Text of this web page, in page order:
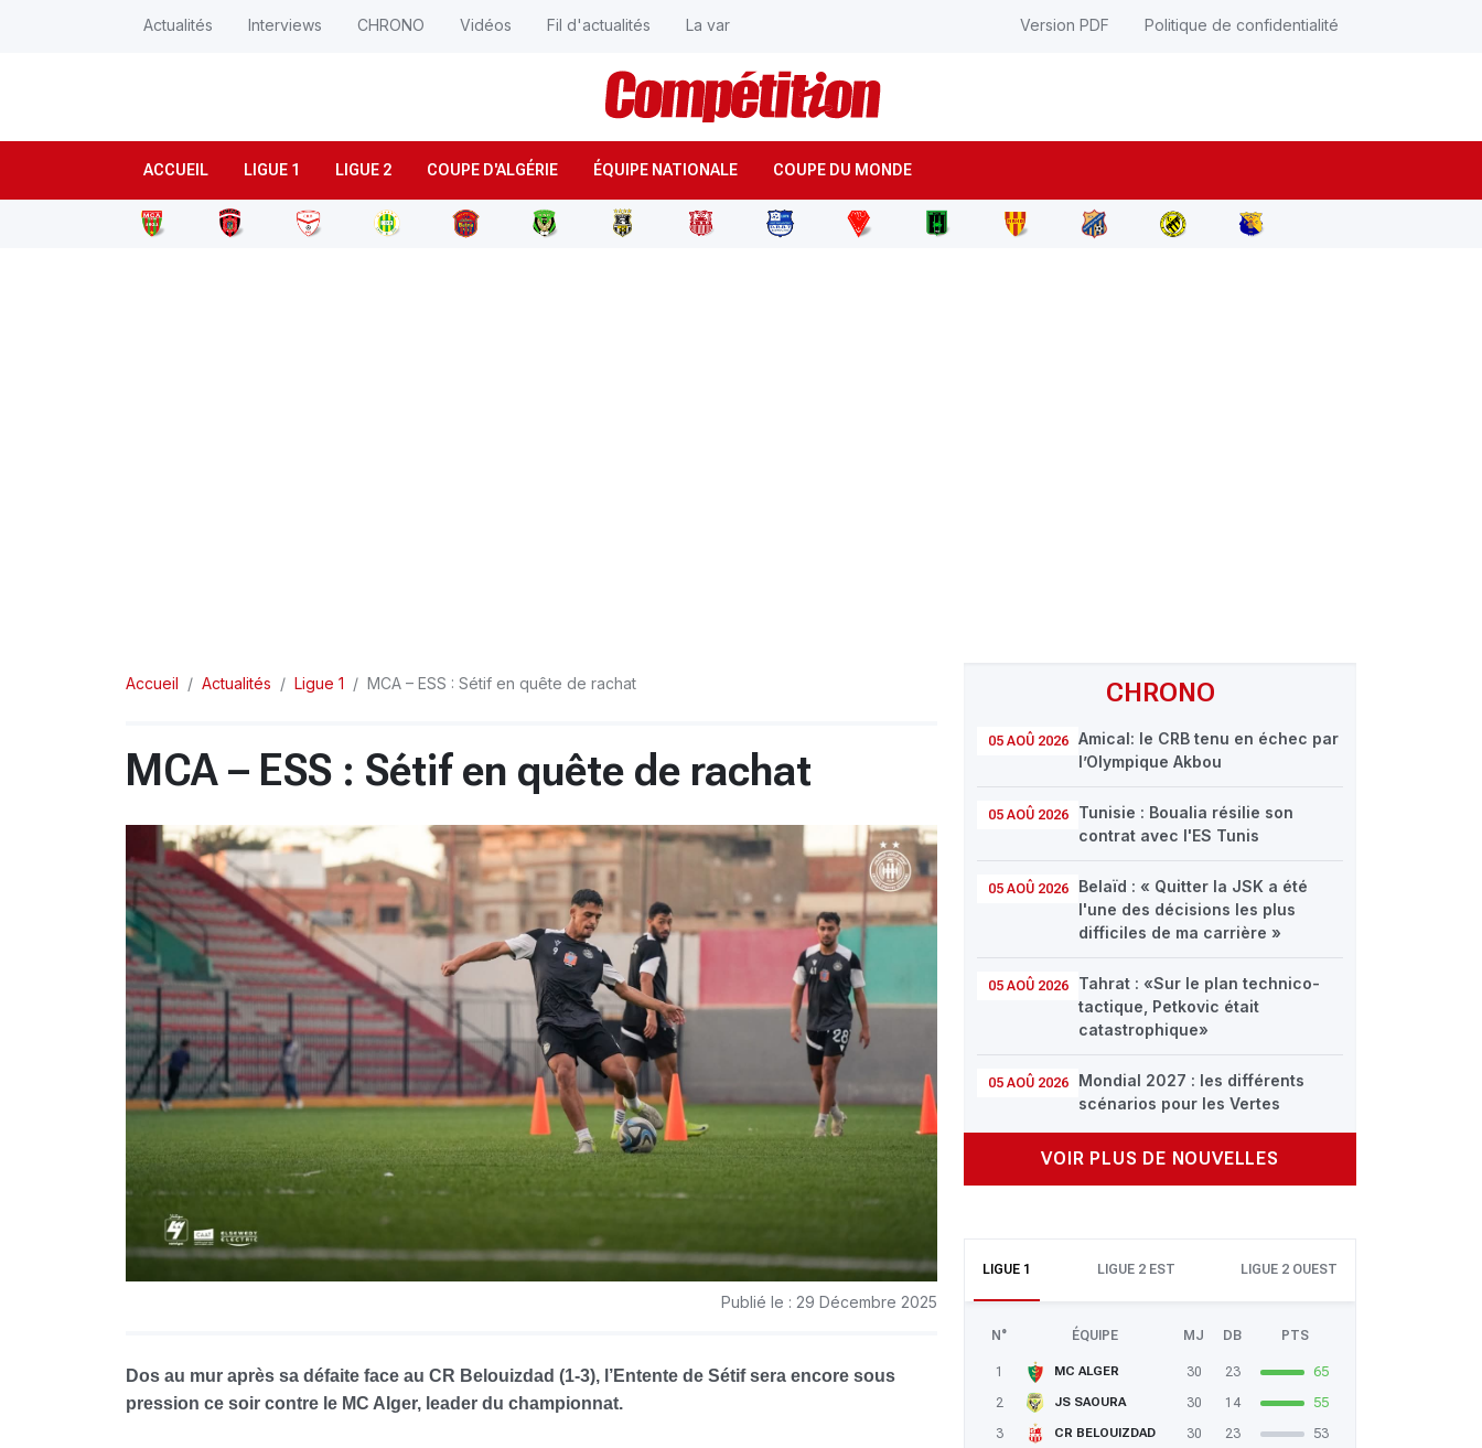
ACCUEIL LIGUE 1 LIGUE 2 COUPE D'ALGÉRIE ÉQUIPE NATIONALE COUPE DU MONDE
Actualités Interviews CHRONO Vidéos Fil d'actualités La var Version PDF Politique de confidentialité
CHRONO
05 AOÛ 2026
Amical: le CRB tenu en échec par
l’Olympique Akbou
05 AOÛ 2026
Tunisie : Boualia résilie son
contrat avec l'ES Tunis
05 AOÛ 2026
Belaïd : « Quitter la JSK a été
l'une des décisions les plus
difficiles de ma carrière »
05 AOÛ 2026
Tahrat : «Sur le plan technico-
tactique, Petkovic était
catastrophique»
05 AOÛ 2026
Mondial 2027 : les différents
scénarios pour les Vertes
VOIR PLUS DE NOUVELLES
LIGUE 1 LIGUE 2 EST LIGUE 2 OUEST
N° ÉQUIPE MJ DB PTS
1 MC ALGER 30 23
65
2
JS SAOURA 30 14
55
3
CR BELOUIZDAD 30 23
53
Accueil Actualités Ligue 1 MCA – ESS : Sétif en quête de rachat
MCA – ESS : Sétif en quête de rachat
Publié le : 29 Décembre 2025
Dos au mur après sa défaite face au CR Belouizdad (1-3), l’Entente de Sétif sera encore sous
pression ce soir contre le MC Alger, leader du championnat.